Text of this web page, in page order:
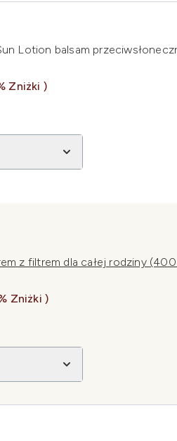
Lotion balsam
Zniżki )
z filtrem dla całej rodziny (400
Zniżki )